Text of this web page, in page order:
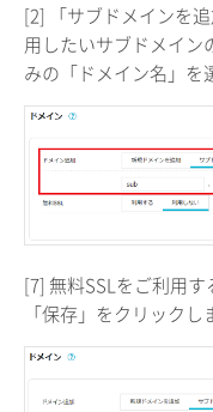
[2] 「サブドメインを
用したいサブドメイン
みの「ドメイン名」を
[7] 無料SSLをご利用す
「保存」をクリックし